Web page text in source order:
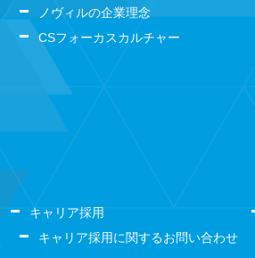
ノヴィルの企業理念
CSフォーカスカルチャー
キャリア採用
キャリア採用に関するお問い合わせ